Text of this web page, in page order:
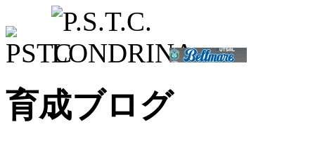
育成ブログ